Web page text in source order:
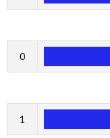
0
1